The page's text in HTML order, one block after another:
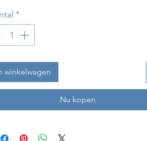
*
winkelwagen
Nu kopen